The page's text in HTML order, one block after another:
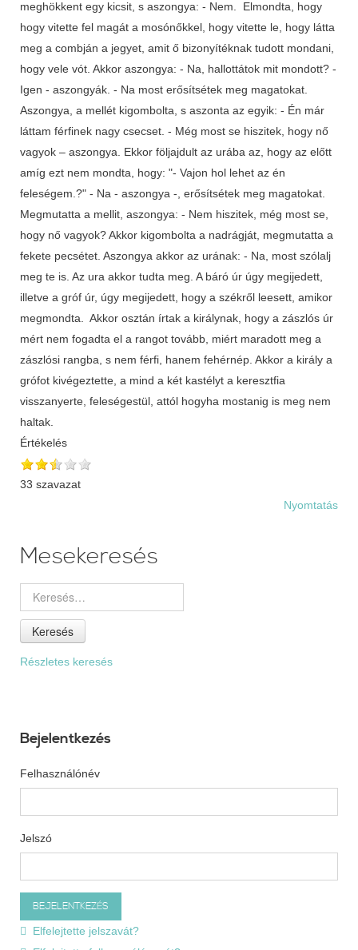
meghökkent egy kicsit, s aszongya: - Nem. Elmondta, hogy
hogy vitette fel magát a mosónőkkel, hogy vitette le, hogy látta
meg a combján a jegyet, amit ő bizonyítéknak tudott mondani,
hogy vele vót. Akkor aszongya: - Na, hallottátok mit mondott? -
Igen - aszongyák. - Na most erősítsétek meg magatokat.
Aszongya, a mellét kigombolta, s aszonta az egyik: - Én már
láttam férfinek nagy csecset. - Még most se hiszitek, hogy nő
vagyok – aszongya. Ekkor följajdult az urába az, hogy az előtt
amíg ezt nem mondta, hogy: "- Vajon hol lehet az én
feleségem.?" - Na - aszongya -, erősítsétek meg magatokat.
Megmutatta a mellit, aszongya: - Nem hiszitek, még most se,
hogy nő vagyok? Akkor kigombolta a nadrágját, megmutatta a
fekete pecsétet. Aszongya akkor az urának: - Na, most szólalj
meg te is. Az ura akkor tudta meg. A báró úr úgy megijedett,
illetve a gróf úr, úgy megijedett, hogy a székről leesett, amikor
megmondta. Akkor osztán írtak a királynak, hogy a zászlós úr
mért nem fogadta el a rangot tovább, miért maradott meg a
zászlósi rangba, s nem férfi, hanem fehérnép. Akkor a király a
grófot kivégeztette, a mind a két kastélyt a keresztfia
visszanyerte, feleségestül, attól hogyha mostanig is meg nem
haltak.
Értékelés
33 szavazat
Nyomtatás
Mesekeresés
Keresés
Részletes keresés
Bejelentkezés
Felhasználónév
Jelszó
Elfelejtette jelszavát?